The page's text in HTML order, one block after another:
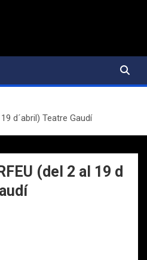
19 d´abril) Teatre Gaudí
(del 2 al 19 d